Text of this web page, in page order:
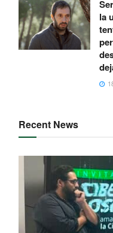
la
Recent News